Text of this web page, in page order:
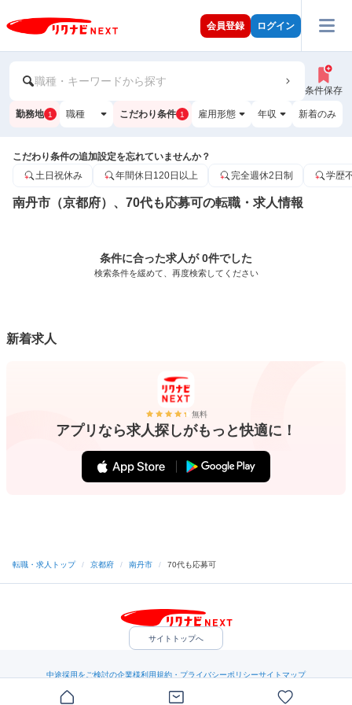
会員登録 ログイン
職種・キーワードから探す
条件保存
勤務地 1 職種 こだわり条件 1 雇用形態 年収 新着のみ
こだわり条件の追加設定を忘れていませんか？
土日祝休み
年間休日120日以上 完全週休2日制 学歴
南丹市（京都府）、70代も応募可の転職・求人情報
条件に合った求人が 0件でした
検索条件を緩めて、再度検索してください
新着求人
無料
アプリなら求人探しがもっと快適に！
転職・求人トップ / 京都府 / 南丹市 / 70代も応募可
サイトトップへ
中途採用をご検討の企業様利用規約・プライバシーポリシーサイトマップ
（C）Indeed Inc.